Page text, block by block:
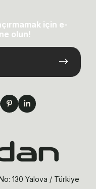
için e-
olun!
130 Yalova / Türkiye